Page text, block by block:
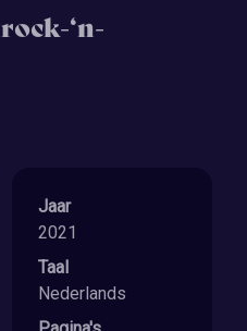
‘n-
Jaar
2021
Taal
Nederlands